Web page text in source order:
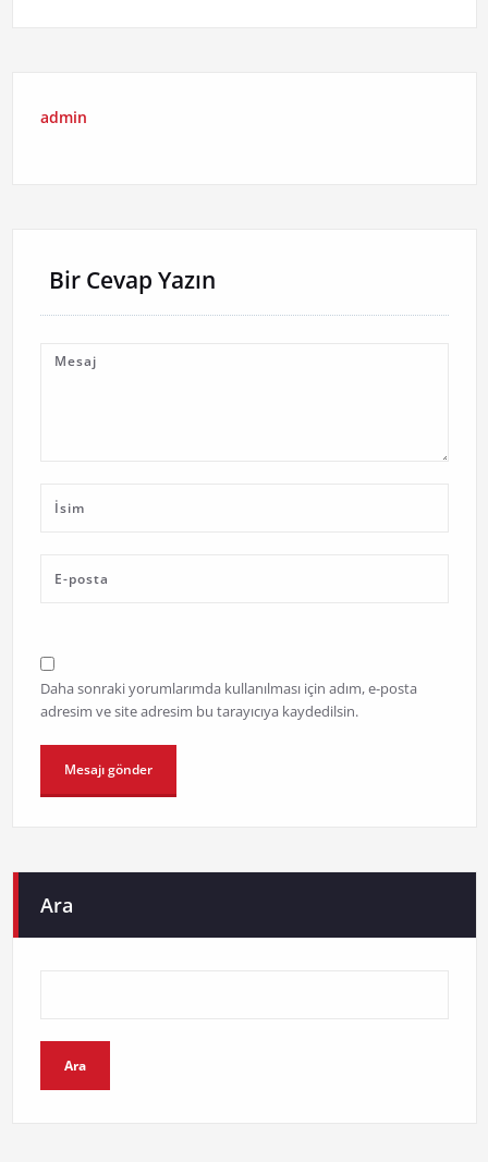
admin
Bir Cevap Yazın
Daha sonraki yorumlarımda kullanılması için adım, e-posta
adresim ve site adresim bu tarayıcıya kaydedilsin.
Ara
Ara